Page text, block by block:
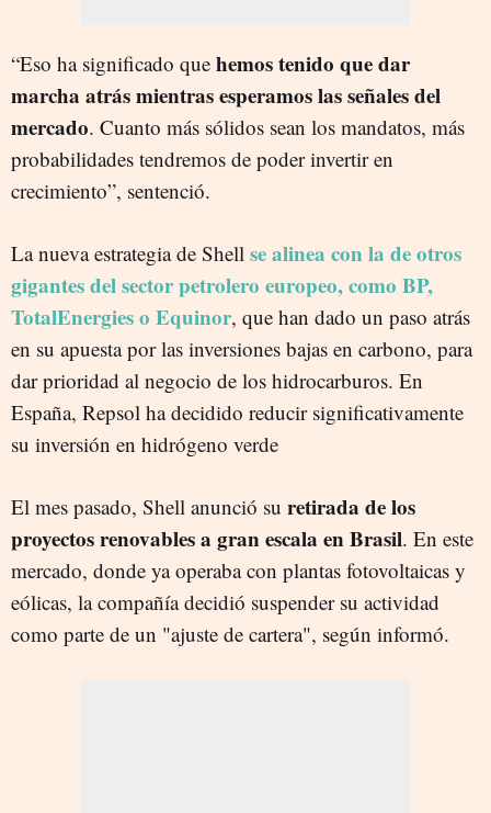
“Eso ha significado que hemos tenido que dar
marcha atrás mientras esperamos las señales del
mercado. Cuanto más sólidos sean los mandatos, más
probabilidades tendremos de poder invertir en
crecimiento”, sentenció.
La nueva estrategia de Shell se alinea con la de otros
gigantes del sector petrolero europeo, como BP,
TotalEnergies o Equinor, que han dado un paso atrás
en su apuesta por las inversiones bajas en carbono, para
dar prioridad al negocio de los hidrocarburos. En
España, Repsol ha decidido reducir significativamente
su inversión en hidrógeno verde
El mes pasado, Shell anunció su retirada de los
proyectos renovables a gran escala en Brasil. En este
mercado, donde ya operaba con plantas fotovoltaicas y
eólicas, la compañía decidió suspender su actividad
como parte de un "ajuste de cartera", según informó.